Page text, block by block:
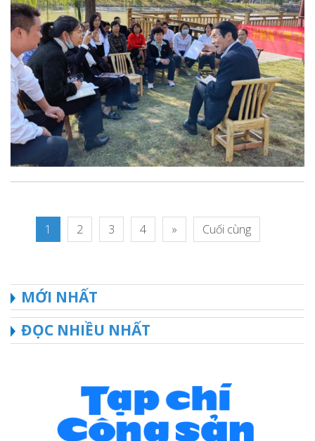
1 2 3 4 » Cuối cùng
MỚI NHẤT
ĐỌC NHIỀU NHẤT